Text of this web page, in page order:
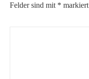
Felder sind mit * markiert